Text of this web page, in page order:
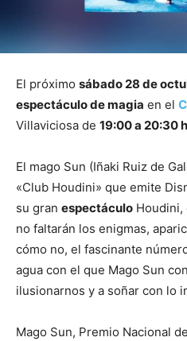
El próximo sábado 28 de
espectáculo de magia en el
Villaviciosa de 19:00 a 20:30
El mago Sun (Iñaki Ruiz de
«Club Houdini» que emite
su gran espectáculo Houdini,
no faltarán los enigmas,
cómo no, el fascinante
agua con el que Mago Sun
ilusionarnos y a soñar con lo
Mago Sun, Premio Nacional